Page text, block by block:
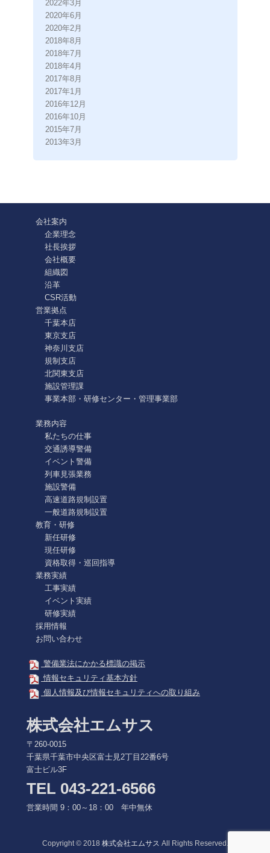
2022年3月
2020年6月
2020年2月
2018年8月
2018年7月
2018年4月
2017年8月
2017年1月
2016年12月
2016年10月
2015年7月
2013年3月
会社案内
企業理念
社長挨拶
会社概要
組織図
沿革
CSR活動
営業拠点
千葉本店
東京支店
神奈川支店
規制支店
北関東支店
施設管理課
事業本部・研修センター・管理事業部
業務内容
私たちの仕事
交通誘導警備
イベント警備
列車見張業務
施設警備
高速道路規制設置
一般道路規制設置
教育・研修
新任研修
現任研修
資格取得・巡回指導
業務実績
工事実績
イベント実績
研修実績
採用情報
お問い合わせ
警備業法にかかる標識の掲示
情報セキュリティ基本方針
個人情報及び情報セキュリティへの取り組み
株式会社エムサス
〒260-0015
千葉県千葉市中央区富士見2丁目22番6号
富士ビル3F
TEL 043-221-6566
営業時間 9：00～18：00 年中無休
Copyright © 2018 株式会社エムサス All Rights Reserved.